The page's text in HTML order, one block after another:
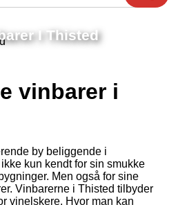
I Thisted
vinbarer i
by beliggende i
kun kendt for sin smukke
Men også for sine
Vinbarerne i Thisted tilbyder
vinelskere. Hvor man kan